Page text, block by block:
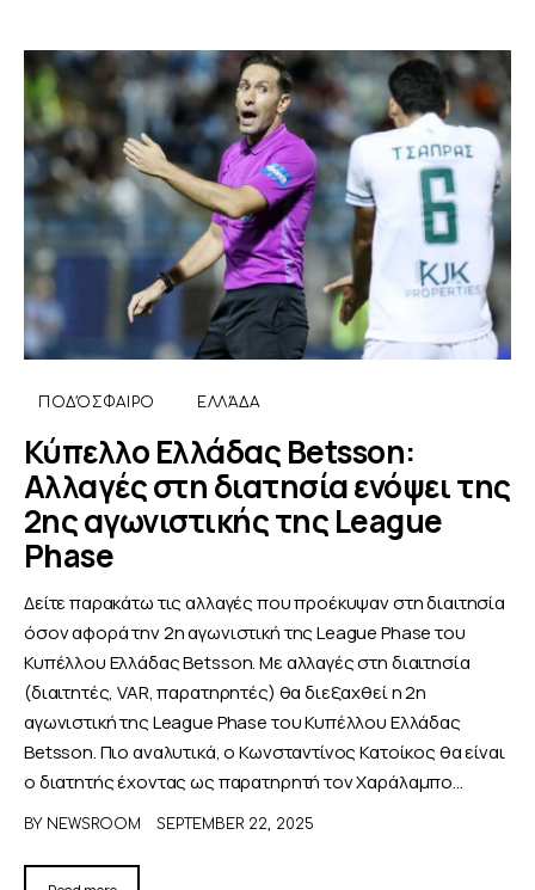
ΠΟΔΌΣΦΑΙΡΟ ΕΛΛΆΔΑ
Κύπελλο Ελλάδας Betsson:
Αλλαγές στη διατησία ενόψει της
2ης αγωνιστικής της League
Phase
Δείτε παρακάτω τις αλλαγές που προέκυψαν στη διαιτησία
όσον αφορά την 2η αγωνιστική της League Phase του
Κυπέλλου Ελλάδας Betsson. Με αλλαγές στη διαιτησία
(διαιτητές, VAR, παρατηρητές) θα διεξαχθεί η 2η
αγωνιστική της League Phase του Κυπέλλου Ελλάδας
Betsson. Πιο αναλυτικά, ο Κωνσταντίνος Κατοίκος θα είναι
ο διατητής έχοντας ως παρατηρητή τον Χαράλαμπο…
BY NEWSROOM SEPTEMBER 22, 2025